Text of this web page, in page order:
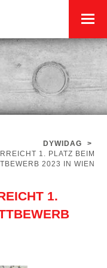
DYWIDAG
>
1. PLATZ BEIM
2023 IN WIEN
1.